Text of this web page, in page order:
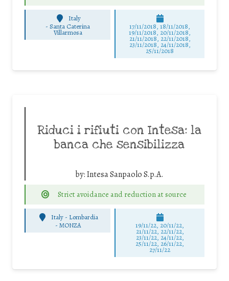
Italy
-Santa Caterina
Villarmosa
17/11/2018, 18/11/2018,
19/11/2018, 20/11/2018,
21/11/2018, 22/11/2018,
23/11/2018, 24/11/2018,
25/11/2018
Riduci i rifiuti con Intesa: la
banca che sensibilizza
by:Intesa Sanpaolo S.p.A.
Strict avoidance and reduction at source
Italy - Lombardia
- MONZA 19/11/22, 20/11/22,
21/11/22, 22/11/22,
23/11/22, 24/11/22,
25/11/22, 26/11/22,
27/11/22